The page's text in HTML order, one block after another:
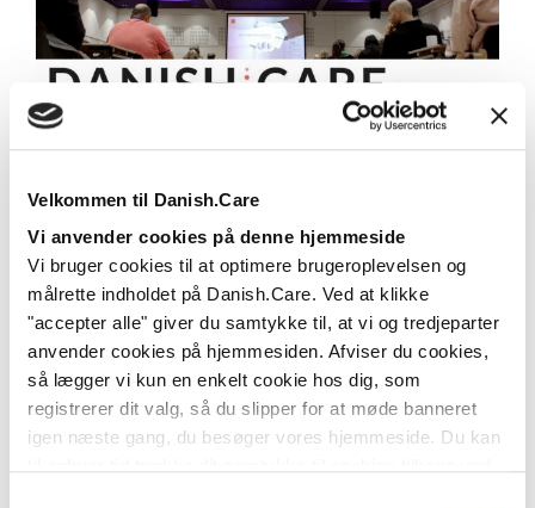
Velkommen til Danish.Care
Vi anvender cookies på denne hjemmeside
Vi bruger cookies til at optimere brugeroplevelsen og
målrette indholdet på Danish.Care. Ved at klikke
"accepter alle" giver du samtykke til, at vi og tredjeparter
anvender cookies på hjemmesiden. Afviser du cookies,
så lægger vi kun en enkelt cookie hos dig, som
registrerer dit valg, så du slipper for at møde banneret
igen næste gang, du besøger vores hjemmeside. Du kan
Danish.Care Nyt 13. oktober 2023
Læs mere